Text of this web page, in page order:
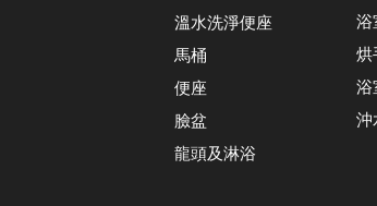
溫水洗淨便座
馬桶
便座
臉盆
龍頭及淋浴
浴
烘
浴
沖